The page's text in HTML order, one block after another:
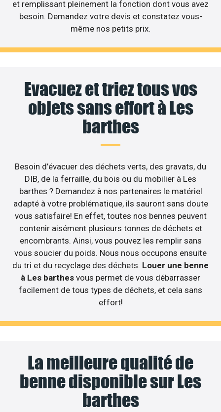
et remplissant pleinement la fonction dont vous avez
besoin. Demandez votre devis et constatez vous-
même nos petits prix.
Evacuez et triez tous vos
objets sans effort à Les
barthes
Besoin d’évacuer des déchets verts, des gravats, du
DIB, de la ferraille, du bois ou du mobilier à Les
barthes ? Demandez à nos partenaires le matériel
adapté à votre problématique, ils sauront sans doute
vous satisfaire! En effet, toutes nos bennes peuvent
contenir aisément plusieurs tonnes de déchets et
encombrants. Ainsi, vous pouvez les remplir sans
vous soucier du poids. Nous nous occupons ensuite
du tri et du recyclage des déchets. Louer une benne
à Les barthes vous permet de vous débarrasser
facilement de tous types de déchets, et cela sans
effort!
La meilleure qualité de
benne disponible sur Les
barthes